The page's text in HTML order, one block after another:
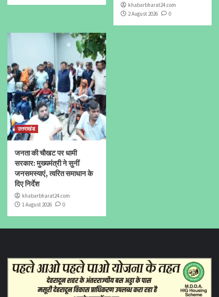
khabarbharat24.com
2 August 2026
0
उत्तराखंड
जनता की चौखट पर धामी
सरकार: मुख्यमंत्री ने सुनीं
जनसमस्याएं, त्वरित समाधान के
दिए निर्देश
khabarbharat24.com
1 August 2026
0